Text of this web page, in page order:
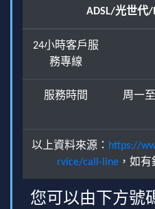
ADSL/光世代
24小時客戶服
務專線
服務時間
周一
以上資料來源： https://
rvice/call-line ，如
您可以由下方號